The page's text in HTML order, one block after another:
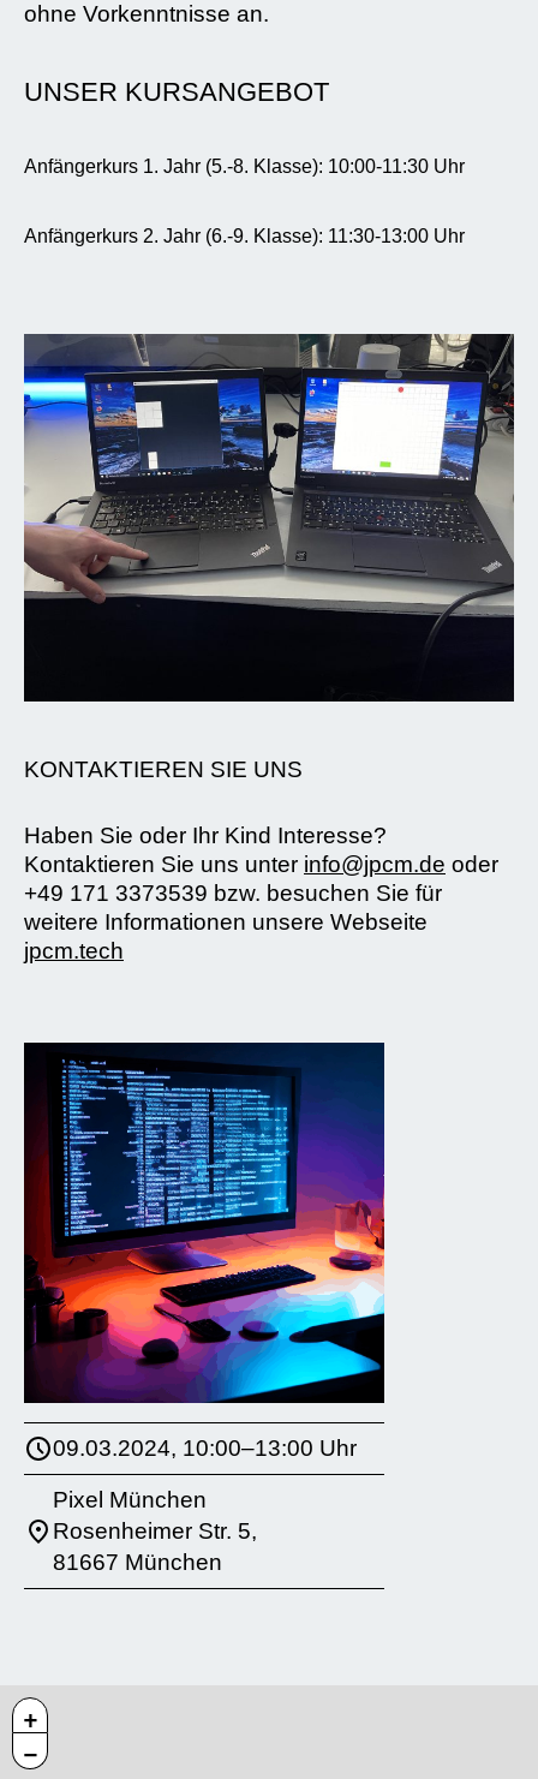
ohne Vorkenntnisse an.
UNSER KURSANGEBOT
Anfängerkurs 1. Jahr (5.-8. Klasse): 10:00-11:30 Uhr
Anfängerkurs 2. Jahr (6.-9. Klasse): 11:30-13:00 Uhr
KONTAKTIEREN SIE UNS
Haben Sie oder Ihr Kind Interesse?
Kontaktieren Sie uns unter info@jpcm.de oder
+49 171 3373539 bzw. besuchen Sie für
weitere Informationen unsere Webseite
jpcm.tech
09.03.2024, 10:00–13:00 Uhr
Pixel München
Rosenheimer Str. 5,
81667 München
+
−